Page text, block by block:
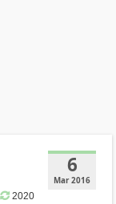
6
Mar 2016
2020